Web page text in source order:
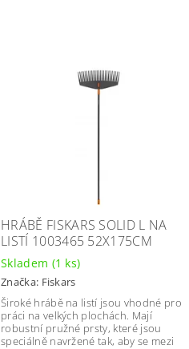
HRÁBĚ FISKARS SOLID L NA
LISTÍ 1003465 52X175CM
Skladem (1 ks)
Značka: Fiskars
Široké hrábě na listí jsou vhodné pro
práci na velkých plochách. Mají
robustní pružné prsty, které jsou
speciálně navržené tak, aby se mezi